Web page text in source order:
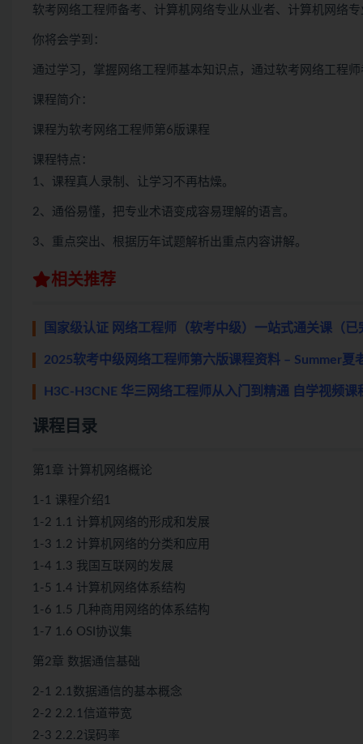
软考网络工程师备考、计算机网络专业从业者、计算机网络
你将会学到：
通过学习，掌握网络工程师基本知识点，通过软考网络工程
课程简介：
课程为软考网络工程师第6版课程
课程特点：
1、课程真人录制、让学习不再枯燥。
2、通俗易懂，把专业术语变成容易理解的语言。
3、重点突出、根据历年试题解析出重点内容讲解。
相关推荐
国家级认证 网络工程师（软考中级）一站式通关课（已
2025软考中级网络工程师第六版课程资料 – Summer夏
H3C-H3CNE 华三网络工程师从入门到精通 自学视频课
课程目录
第1章 计算机网络概论
1-1 课程介绍1
1-2 1.1 计算机网络的形成和发展
1-3 1.2 计算机网络的分类和应用
1-4 1.3 我国互联网的发展
1-5 1.4 计算机网络体系结构
1-6 1.5 几种商用网络的体系结构
1-7 1.6 OSI协议集
第2章 数据通信基础
2-1 2.1数据通信的基本概念
2-2 2.2.1信道带宽
2-3 2.2.2误码率